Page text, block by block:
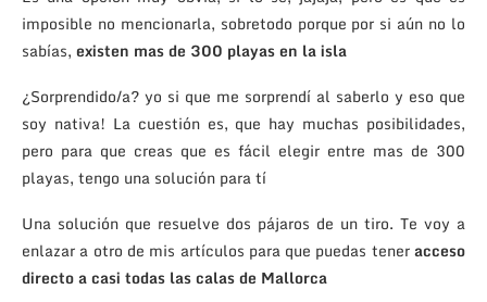
imposible no mencionarla, sobretodo porque por si aún no lo
sabías, existen mas de 300 playas en la isla
¿Sorprendido/a? yo si que me sorprendí al saberlo y eso que
soy nativa! La cuestión es, que hay muchas posibilidades,
pero para que creas que es fácil elegir entre mas de 300
playas, tengo una solución para tí
Una solución que resuelve dos pájaros de un tiro. Te voy a
enlazar a otro de mis artículos para que puedas teneracceso
directo a casi todas las calas de Mallorca